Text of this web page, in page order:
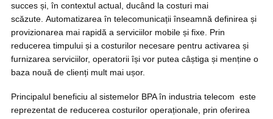
succes și, în contextul actual, ducând la costuri mai
scăzute. Automatizarea în telecomunicații înseamnă definirea și
provizionarea mai rapidă a serviciilor mobile și fixe. Prin
reducerea timpului și a costurilor necesare pentru activarea și
furnizarea serviciilor, operatorii își vor putea câștiga și menține o
baza nouă de clienți mult mai ușor.
Principalul beneficiu al sistemelor BPA în industria telecom este
reprezentat de reducerea costurilor operaționale, prin oferirea